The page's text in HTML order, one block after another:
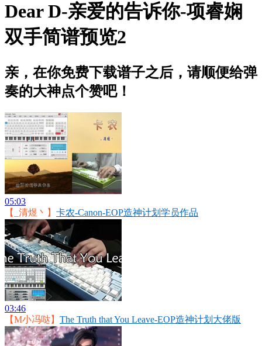
Dear D-亲爱的告诉你-项睿娴
双手简谱预览2
亲，在你免费下载谱子之后，请顺便给弹
奏的大神点个赞吧！
05:03
【_清煜丶】 卡农-Canon-EOP造神计划学员作品
03:46
【M小冯哒】 The Truth that You Leave-EOP造神计划大佬版